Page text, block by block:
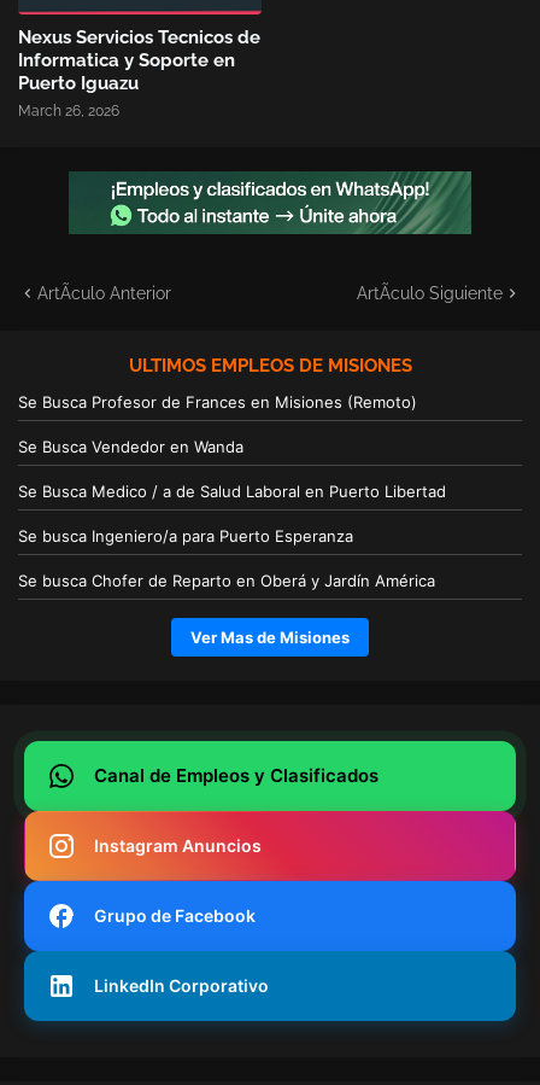
Nexus Servicios Tecnicos de
Informatica y Soporte en
Puerto Iguazu
March 26, 2026
ArtÃ­culo Anterior ArtÃ­culo Siguiente
ULTIMOS EMPLEOS DE MISIONES
Se Busca Profesor de Frances en Misiones (Remoto)
Se Busca Vendedor en Wanda
Se Busca Medico / a de Salud Laboral en Puerto Libertad
Se busca Ingeniero/a para Puerto Esperanza
Se busca Chofer de Reparto en Oberá y Jardín América
Ver Mas de Misiones
Canal de Empleos y Clasificados
Instagram Anuncios
Grupo de Facebook
LinkedIn Corporativo